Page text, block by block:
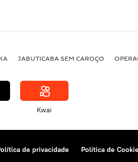
JABUTICABA SEM CAROÇO
Kwai
de privacidade Política de